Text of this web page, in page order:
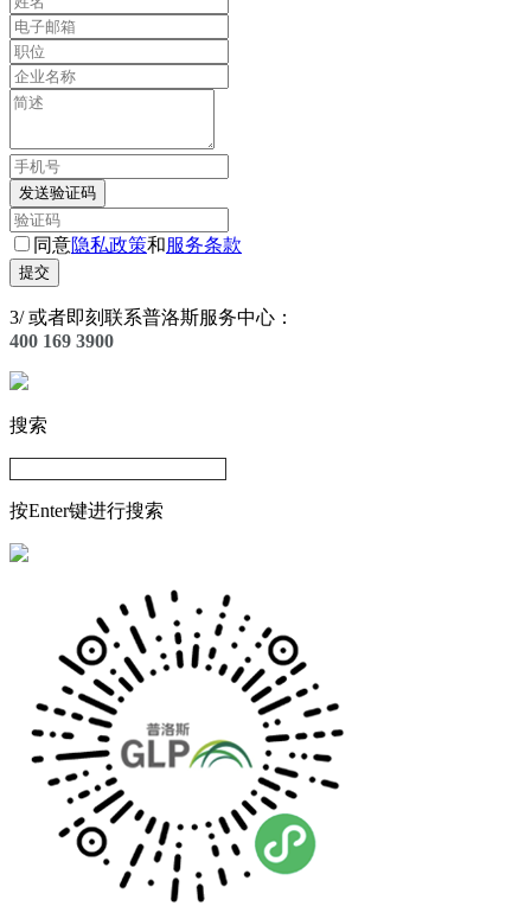
发送验证码
同意隐私政策和服务条款
提交
3/或者即刻联系普洛斯服务中心：
400 169 3900
搜索
按Enter键进行搜索